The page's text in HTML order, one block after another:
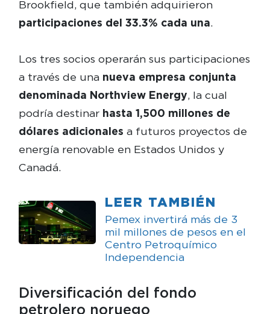
Brookfield, que también adquirieron
participaciones del 33.3% cada una.
Los tres socios operarán sus participaciones
a través de una nueva empresa conjunta
denominada Northview Energy, la cual
podría destinar hasta 1,500 millones de
dólares adicionales a futuros proyectos de
energía renovable en Estados Unidos y
Canadá.
LEER TAMBIÉN
Pemex invertirá más de 3
mil millones de pesos en el
Centro Petroquímico
Independencia
Diversificación del fondo
petrolero noruego